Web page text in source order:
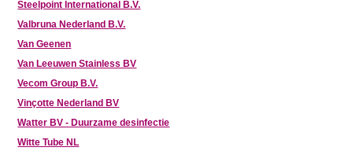
Steelpoint International B.V.
Valbruna Nederland B.V.
Van Geenen
Van Leeuwen Stainless BV
Vecom Group B.V.
Vinçotte Nederland BV
Watter BV - Duurzame desinfectie
Witte Tube NL